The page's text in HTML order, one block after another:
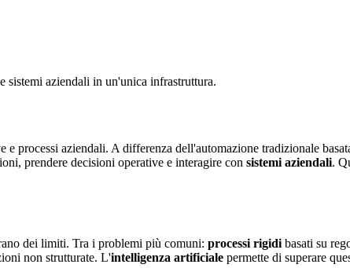
sistemi aziendali in un'unica infrastruttura.
e processi aziendali. A differenza dell'automazione tradizionale
prendere decisioni operative e interagire con sistemi aziendali.
dei limiti. Tra i problemi più comuni: processi rigidi basati su
non strutturate. L'intelligenza artificiale permette di superare